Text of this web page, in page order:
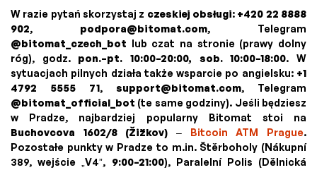
W razie pytań skorzystaj z czeskiej obsługi: +420 22 8888
902, podpora@bitomat.com, Telegram
@bitomat_czech_bot lub czat na stronie (prawy dolny
róg), godz. pon.–pt. 10:00–20:00, sob. 10:00–18:00. W
sytuacjach pilnych działa także wsparcie po angielsku: +1
4792 5555 71, support@bitomat.com, Telegram
@bitomat_official_bot (te same godziny). Jeśli będziesz
w Pradze, najbardziej popularny Bitomat stoi na
Buchovcova 1602/8 (Žižkov) – Bitcoin ATM Prague.
Pozostałe punkty w Pradze to m.in. Štěrboholy (Nákupní
389, wejście „V4”, 9:00–21:00), Paralelní Polis (Dělnická